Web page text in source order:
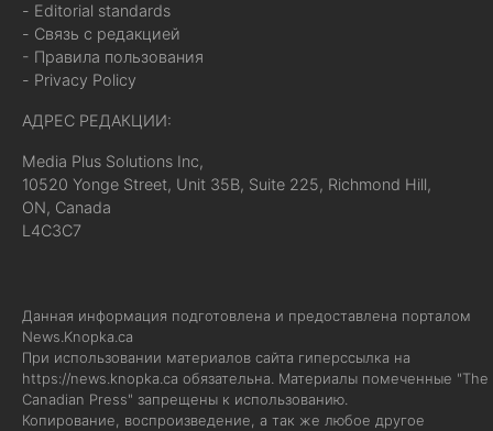
- Editorial standards
- Связь с редакцией
- Правила пользования
- Privacy Policy
АДРЕС РЕДАКЦИИ:
Media Plus Solutions Inc,
10520 Yonge Street, Unit 35B, Suite 225, Richmond Hill,
ON, Canada
L4C3C7
Данная информация подготовлена и предоставлена порталом
News.Knopka.ca
При использовании материалов сайта гиперссылка на
https://news.knopka.ca обязательна. Материалы помеченные "The
Canadian Press" запрещены к использованию.
Копирование, воспроизведение, а так же любое другое